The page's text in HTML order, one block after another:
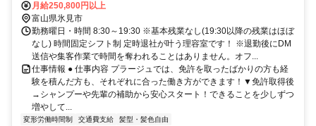
月給250,800円以上
富山県氷見市
勤務曜日・時間 8:30～19:30 ※基本残業なし(19:30以降の残業はほぼ
なし) 時間固定シフト制 定時退社が叶う理容室です！ ※退勤後にDM
送信や集客作業で時間を奪われることはありません。オフ...
仕事情報 ● 仕事内容 プラージュでは、免許を取ったばかりの方も経
験を積んだ方も、それぞれに合った働き方ができます！▼免許取得後
→シャンプーや先輩の補助から安心スタート！できることを少しずつ
増やして...
変形労働時間制 交通費支給 髪型・髪色自由